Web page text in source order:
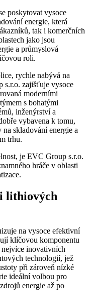
poskytovat vysoce
energie, která
tak i komerčních
jako jsou
a průmyslová
roli.
rychle nabývá na
s.r.o. zajišťuje vysoce
moderními
s bohatými
inženýrství a
vybavena k tomu,
skladování energie a
trhu.
je EVC Group s.r.o.
hráče v oblasti
lithiových
na vysoce efektivní
klíčovou komponentu
nejvíce inovativních
technologií, jež
při zároveň nízké
ideální volbou pro
energie až po